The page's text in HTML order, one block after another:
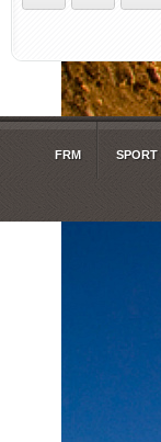
FRM SPORT